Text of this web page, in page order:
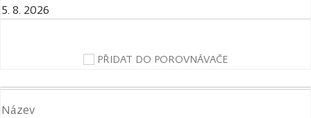
5. 8. 2026
PŘIDAT DO POROVNÁVAČE
Název